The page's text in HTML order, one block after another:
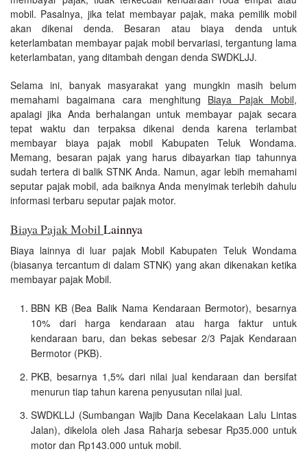
mobil. Pasalnya, jika telat membayar pajak, maka pemilik mobil
akan dikenai denda. Besaran atau biaya denda untuk
keterlambatan membayar pajak mobil bervariasi, tergantung lama
keterlambatan, yang ditambah dengan denda SWDKLJJ.
Selama ini, banyak masyarakat yang mungkin masih belum
memahami bagaimana cara menghitung Biaya Pajak Mobil,
apalagi jika Anda berhalangan untuk membayar pajak secara
tepat waktu dan terpaksa dikenai denda karena terlambat
membayar biaya pajak mobil Kabupaten Teluk Wondama.
Memang, besaran pajak yang harus dibayarkan tiap tahunnya
sudah tertera di balik STNK Anda. Namun, agar lebih memahami
seputar pajak mobil, ada baiknya Anda menyimak terlebih dahulu
informasi terbaru seputar pajak motor.
Biaya Pajak MobilLainnya
Biaya lainnya di luar pajak Mobil Kabupaten Teluk Wondama
(biasanya tercantum di dalam STNK) yang akan dikenakan ketika
membayar pajak Mobil.
BBN KB (Bea Balik Nama Kendaraan Bermotor), besarnya
10% dari harga kendaraan atau harga faktur untuk
kendaraan baru, dan bekas sebesar 2/3 Pajak Kendaraan
Bermotor (PKB).
PKB, besarnya 1,5% dari nilai jual kendaraan dan bersifat
menurun tiap tahun karena penyusutan nilai jual.
SWDKLLJ (Sumbangan Wajib Dana Kecelakaan Lalu Lintas
Jalan), dikelola oleh Jasa Raharja sebesar Rp35.000 untuk
motor dan Rp143.000 untuk mobil.